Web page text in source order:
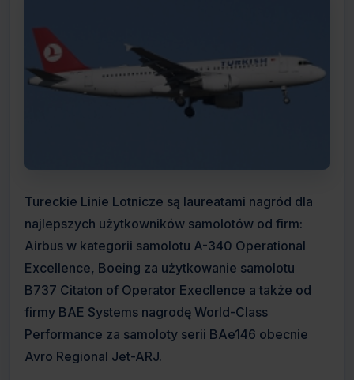
Tureckie Linie Lotnicze są laureatami nagród dla
najlepszych użytkowników samolotów od firm:
Airbus w kategorii samolotu A-340 Operational
Excellence, Boeing za użytkowanie samolotu
B737 Citaton of Operator Execllence a także od
firmy BAE Systems nagrodę World-Class
Performance za samoloty serii BAe146 obecnie
Avro Regional Jet-ARJ.